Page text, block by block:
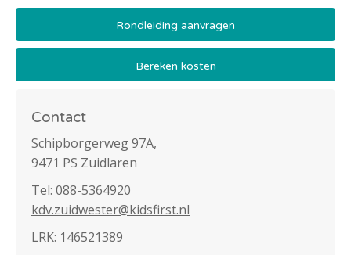
Rondleiding aanvragen
Bereken kosten
Contact
Schipborgerweg 97A,
9471 PS Zuidlaren
Tel: 088-5364920
kdv.zuidwester@kidsfirst.nl
LRK: 146521389